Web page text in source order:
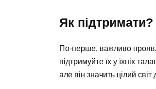
Як підтримати?
По-перше, важливо
підтримуйте їх у їхніх
але він значить цілий